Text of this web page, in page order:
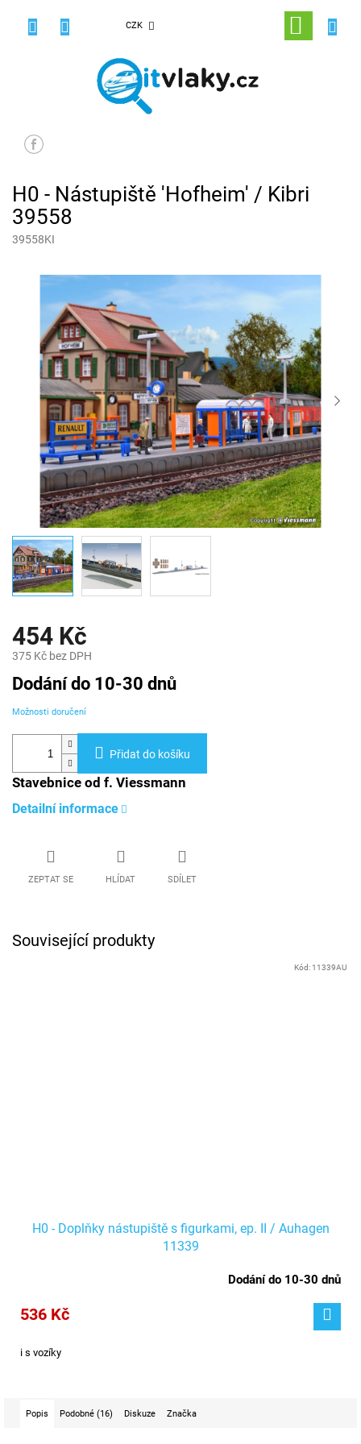
CZK
NÁKUPNÍ
KOŠÍK
H0 - Nástupiště 'Hofheim' / Kibri
39558
39558KI
454 Kč
375 Kč bez DPH
Měrná
cena:
Dodání do 10-30 dnů
Možnosti doručení
Přidat do košíku
Stavebnice od f. Viessmann
Detailní informace
ZEPTAT SE HLÍDAT SDÍLET
Související produkty
H0 - Doplňky nástupiště s figurkami, ep. II / Auhagen
11339
Dodání do 10-30 dnů
536 Kč
i s vozíky
Kód: 11339AU
Popis Podobné (16) Diskuze Značka